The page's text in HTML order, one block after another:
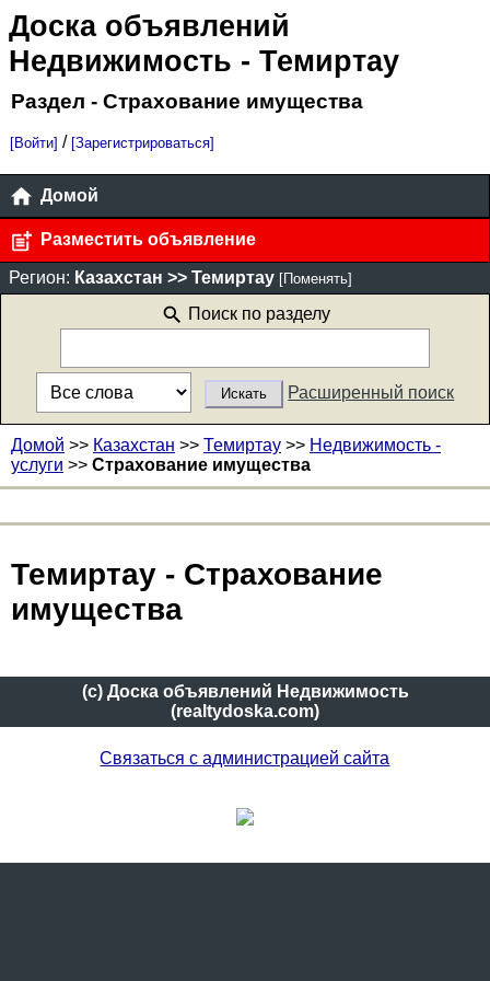
Доска объявлений
Недвижимость - Темиртау
Раздел - Страхование имущества
[Войти] / [Зарегистрироваться]
Домой
Разместить объявление
Регион: Казахстан >> Темиртау [Поменять]
Поиск по разделу
Расширенный поиск
Домой >> Казахстан >> Темиртау >> Недвижимость -
услуги >> Страхование имущества
Темиртау - Страхование
имущества
(c) Доска объявлений Недвижимость
(realtydoska.com)
Связаться с администрацией сайта